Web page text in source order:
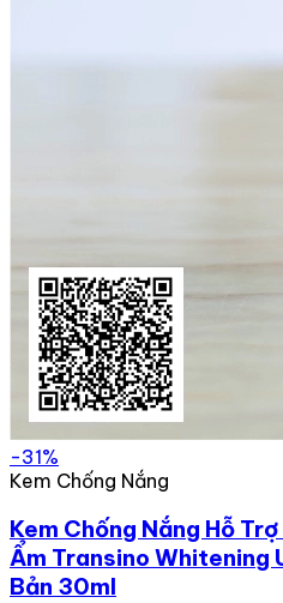
-31%
Kem Chống Nắng
Kem Chống Nắng Hỗ
Ẩm Transino Whitening
Bản 30ml